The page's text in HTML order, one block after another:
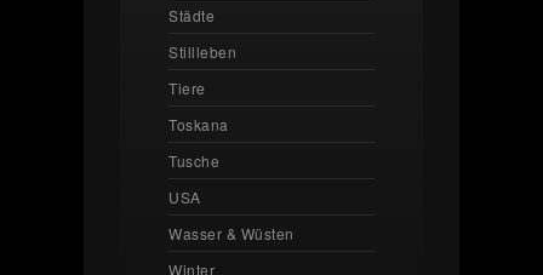
Städte
Stillleben
Tiere
Toskana
Tusche
USA
Wasser & Wüsten
Winter